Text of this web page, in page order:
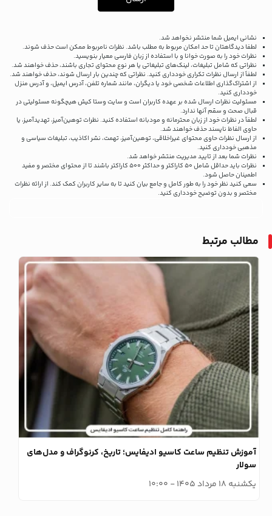
نشانی ایمیل شما منتشر نخواهد شد.
لطفا دیدگاهتان تا حد امکان مربوط به مطلب باشد. نظرات نامربوط ممکن است حذف شوند.
نظرات خود را به صورت خوانا و با استفاده از زبان فارسی معیار بنویسید.
نظراتی که شامل تبلیغات، لینک‌های تبلیغاتی یا هر نوع محتوای تجاری باشند، حذف خواهند شد.
لطفاً از ارسال نظرات تکراری خودداری کنید. نظراتی که چندین بار ارسال شوند، حذف خواهند شد.
از اشتراک‌گذاری اطلاعات شخصی خود یا دیگران، مانند شماره تلفن، آدرس ایمیل، و آدرس منزل
خودداری کنید.
مسئولیت نظرات ارسال شده بر عهده کاربران است و سایت وستا کیش هیچگونه مسئولیتی در
قبال صحت و سقم آنها ندارد.
لطفاً در نظرات خود از زبان محترمانه و مودبانه استفاده کنید. نظرات توهین‌آمیز، تهدیدآمیز، یا
حاوی الفاظ ناپسند حذف خواهند شد.
از ارسال نظرات حاوی محتوای غیراخلاقی، توهین‌آمیز، تهمت، نشر اکاذیب، تبلیغات سیاسی و
مذهبی خودداری کنید.
نظرات شما بعد از تایید مدیریت منتشر خواهد شد.
نظرات باید حداقل شامل 50 کاراکتر و حداکثر 500 کاراکتر باشند تا از محتوای مختصر و مفید
اطمینان حاصل شود.
سعی کنید نظر خود را به طور کامل و جامع بیان کنید تا به سایر کاربران کمک کند. از ارائه نظرات
مختصر و بدون توضیح خودداری کنید.
مطالب مرتبط
آموزش تنظیم ساعت کاسیو ادیفایس؛ تاریخ، کرنوگراف و مدل‌های
سولار
یکشنبه 18 مرداد 1405 - 10:00